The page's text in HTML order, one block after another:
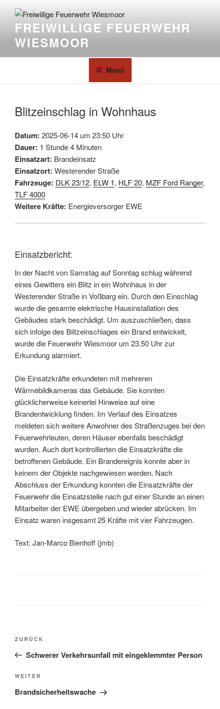
FREIWILLIGE FEUERWEHR
WIESMOOR
Menü
Blitzeinschlag in Wohnhaus
Datum: 2025-06-14 um 23:50 Uhr
Dauer: 1 Stunde 4 Minuten
Einsatzart: Brandeinsatz
Einsatzort: Westerender Straße
Fahrzeuge: DLK 23/12, ELW 1, HLF 20, MZF Ford Ranger,
TLF 4000
Weitere Kräfte: Energieversorger EWE
Einsatzbericht:
In der Nacht von Samstag auf Sonntag schlug während
eines Gewitters ein Blitz in ein Wohnhaus in der
Westerender Straße in Voßbarg ein. Durch den Einschlag
wurde die gesamte elektrische Hausinstallation des
Gebäudes stark beschädigt. Um auszuschließen, dass
sich infolge des Blitzeinschlages ein Brand entwickelt,
wurde die Feuerwehr Wiesmoor um 23.50 Uhr zur
Erkundung alarmiert.
Die Einsatzkräfte erkundeten mit mehreren
Wärmebildkameras das Gebäude. Sie konnten
glücklicherweise keinerlei Hinweise auf eine
Brandentwicklung finden. Im Verlauf des Einsatzes
meldeten sich weitere Anwohner des Straßenzuges bei den
Feuerwehrleuten, deren Häuser ebenfalls beschädigt
wurden. Auch dort kontrollierten die Einsatzkräfte die
betroffenen Gebäude. Ein Brandereignis konnte aber in
keinem der Objekte nachgewiesen werden. Nach
Abschluss der Erkundung konnten die Einsatzkräfte der
Feuerwehr die Einsatzstelle nach gut einer Stunde an einen
Mitarbeiter der EWE übergeben und wieder abrücken. Im
Einsatz waren insgesamt 25 Kräfte mit vier Fahrzeugen.
Text: Jan-Marco Bienhoff (jmb)
ZURÜCK
Schwerer Verkehrsunfall mit eingeklemmter Person
WEITER
Brandsicherheitswache